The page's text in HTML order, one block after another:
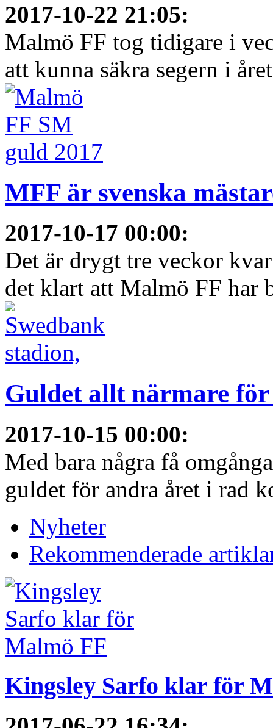
2017-10-22 21:05:
Malmö FF tog tidigare i
att kunna säkra segern i
MFF är svenska
2017-10-17 00:00:
Det är drygt tre veckor
det klart att Malmö FF har
Guldet allt närmare
2017-10-15 00:00:
Med bara några få
guldet för andra året i rad
Nyheter
Rekommenderade
Kingsley Sarfo klar för